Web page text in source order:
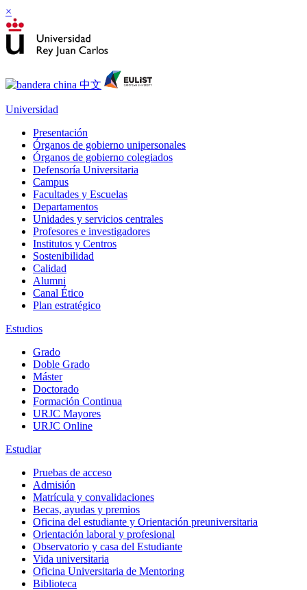
×
Universidad
Presentación
Órganos de gobierno unipersonales
Órganos de gobierno colegiados
Defensoría Universitaria
Campus
Facultades y Escuelas
Departamentos
Unidades y servicios centrales
Profesores e investigadores
Institutos y Centros
Sostenibilidad
Calidad
Alumni
Canal Ético
Plan estratégico
Estudios
Grado
Doble Grado
Máster
Doctorado
Formación Continua
URJC Mayores
URJC Online
Estudiar
Pruebas de acceso
Admisión
Matrícula y convalidaciones
Becas, ayudas y premios
Oficina del estudiante y Orientación preuniversitaria
Orientación laboral y profesional
Observatorio y casa del Estudiante
Vida universitaria
Oficina Universitaria de Mentoring
Biblioteca